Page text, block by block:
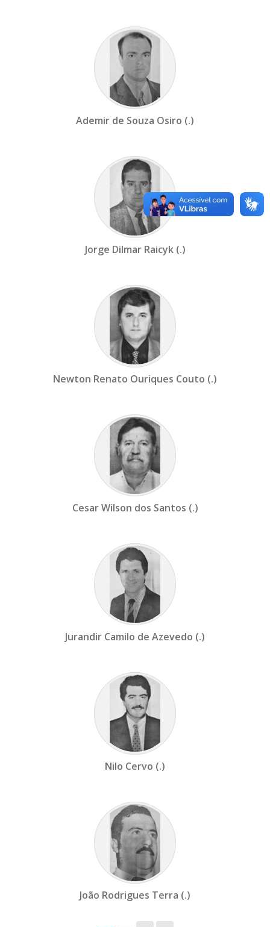
Ademir de Souza Osiro (.)
Jorge Dilmar Raicyk (.)
Newton Renato Ouriques Couto (.)
Cesar Wilson dos Santos (.)
Jurandir Camilo de Azevedo (.)
Nilo Cervo (.)
João Rodrigues Terra (.)